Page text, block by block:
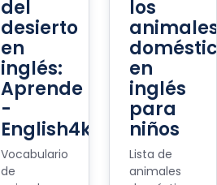
del
desierto
en
inglés:
Aprende
-
English4kids
Vocabulario
de
los
en
inglés
para
niños
Lista de
animales